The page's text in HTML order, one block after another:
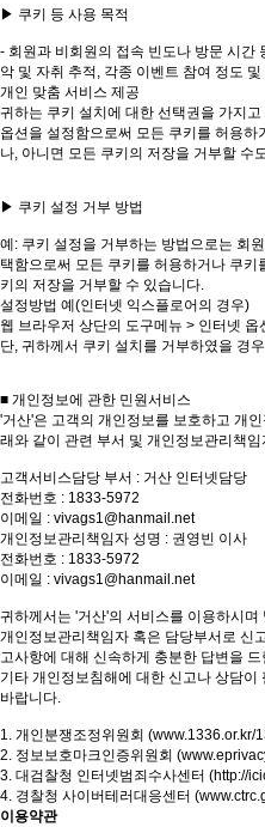
▶ 쿠키 등 사용 목적
- 회원과 비회원의 접속 빈도나 방문 시간
악 및 자취 추적, 각종 이벤트 참여 정도
개인 맞춤 서비스 제공
귀하는 쿠키 설치에 대한 선택권을 가지
옵션을 설정함으로써 모든 쿠키를 허용
나, 아니면 모든 쿠키의 저장을 거부할 수
▶ 쿠키 설정 거부 방법
예: 쿠키 설정을 거부하는 방법으로는 회
택함으로써 모든 쿠키를 허용하거나 쿠
키의 저장을 거부할 수 있습니다.
설정방법 예(인터넷 익스플로어의 경우)
웹 브라우저 상단의 도구메뉴 > 인터넷 옵
단, 귀하께서 쿠키 설치를 거부하였을 경
■ 개인정보에 관한 민원서비스
'거산'은 고객의 개인정보를 보호하고 개
래와 같이 관련 부서 및 개인정보관리책
고객서비스담당 부서 : 거산 인터넷담당
전화번호 : 1833-5972
이메일 : vivags1@hanmail.net
개인정보관리책임자 성명 : 권영빈 이사
전화번호 : 1833-5972
이메일 : vivags1@hanmail.net
귀하께서는 '거산'의 서비스를 이용하시
개인정보관리책임자 혹은 담당부서로 신
고사항에 대해 신속하게 충분한 답변을
기타 개인정보침해에 대한 신고나 상담이
바랍니다.
1. 개인분쟁조정위원회 (www.1336.or.kr/
2. 정보보호마크인증위원회
3. 대검찰청 인터넷범죄수사센터 (http://
4. 경찰청 사이버테러대응센터
이용약관